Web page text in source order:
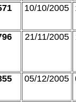
10/10/2005
21/11/2005
05/12/2005